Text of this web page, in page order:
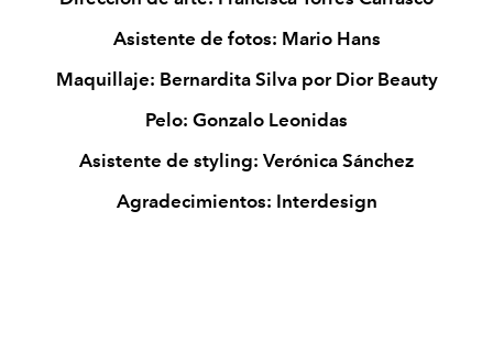
Asistente de fotos: Mario Hans
Maquillaje: Bernardita Silva por Dior Beauty
Pelo: Gonzalo Leonidas
Asistente de styling: Verónica Sánchez
Agradecimientos: Interdesign